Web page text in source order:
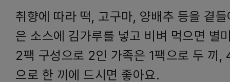
취향에 따라 떡, 고구마, 양배추 등을 곁
은 소스에 김가루를 넣고 비벼 먹으면 별
2팩 구성으로 2인 가족은 1팩으로 두 끼,
으로 한 끼에 드시면 좋아요.